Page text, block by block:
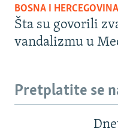
BOSNA I HERCEGOVINA
Šta su govorili
vandalizmu u
Pretplatite se